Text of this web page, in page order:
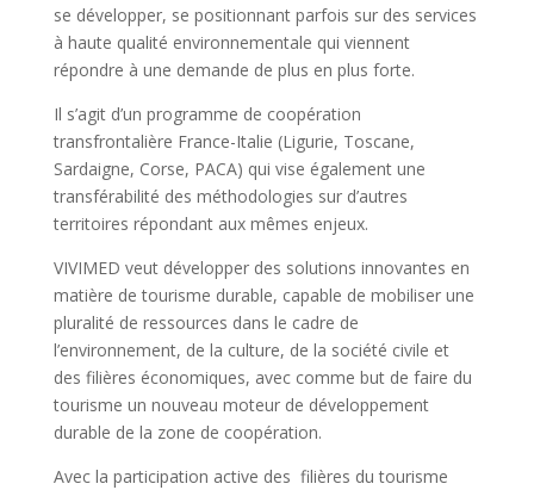
se développer, se positionnant parfois sur des services
à haute qualité environnementale qui viennent
répondre à une demande de plus en plus forte.
Il s’agit d’un programme de coopération
transfrontalière France-Italie (Ligurie, Toscane,
Sardaigne, Corse, PACA) qui vise également une
transférabilité des méthodologies sur d’autres
territoires répondant aux mêmes enjeux.
VIVIMED veut développer des solutions innovantes en
matière de tourisme durable, capable de mobiliser une
pluralité de ressources dans le cadre de
l’environnement, de la culture, de la société civile et
des filières économiques, avec comme but de faire du
tourisme un nouveau moteur de développement
durable de la zone de coopération.
Avec la participation active des filières du tourisme